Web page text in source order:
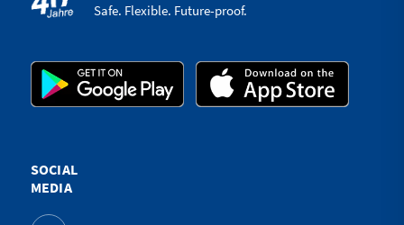
Safe. Flexible. Future-proof.
SOCIAL
MEDIA